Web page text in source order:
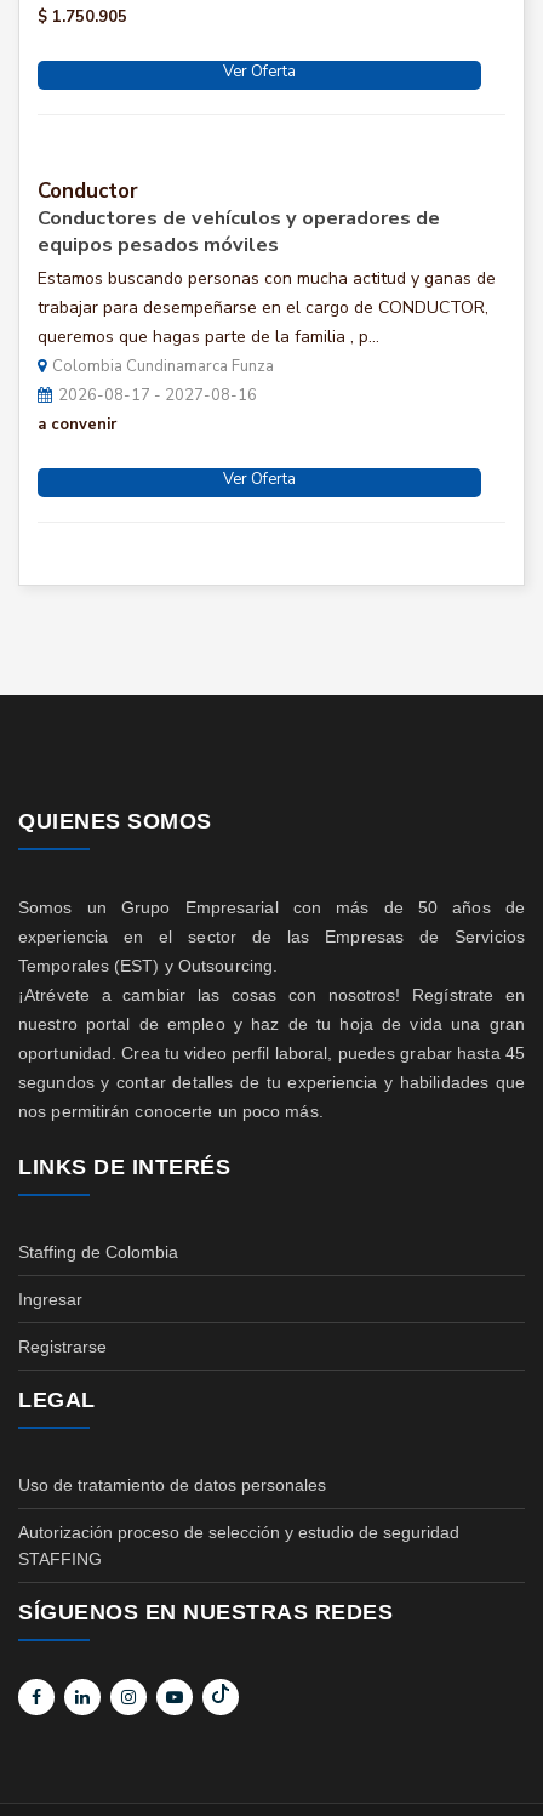
$ 1.750.905
Ver Oferta
Conductor
Conductores de vehículos y operadores de
equipos pesados móviles
Estamos buscando personas con mucha actitud y ganas de
trabajar para desempeñarse en el cargo de CONDUCTOR,
queremos que hagas parte de la familia , p...
Colombia Cundinamarca Funza
2026-08-17 - 2027-08-16
a convenir
Ver Oferta
QUIENES SOMOS
Somos un Grupo Empresarial con más de 50 años de
experiencia en el sector de las Empresas de Servicios
Temporales (EST) y Outsourcing.
¡Atrévete a cambiar las cosas con nosotros! Regístrate en
nuestro portal de empleo y haz de tu hoja de vida una gran
oportunidad. Crea tu video perfil laboral, puedes grabar hasta 45
segundos y contar detalles de tu experiencia y habilidades que
nos permitirán conocerte un poco más.
LINKS DE INTERÉS
Staffing de Colombia
Ingresar
Registrarse
LEGAL
Uso de tratamiento de datos personales
Autorización proceso de selección y estudio de seguridad
STAFFING
SÍGUENOS EN NUESTRAS REDES